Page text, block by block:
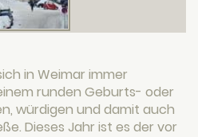
in Weimar immer
runden Geburts- oder
würdigen und damit auch
Dieses Jahr ist es der vor